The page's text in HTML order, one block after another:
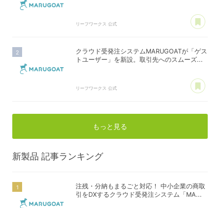
リーフワークス 公式
クラウド受発注システムMARUGOATが「ゲス
トユーザー」を新設。取引先へのスムーズ...
リーフワークス 公式
もっと見る
新製品 記事ランキング
注残・分納もまるごと対応！ 中小企業の商取
引をDXするクラウド受発注システム「MA...